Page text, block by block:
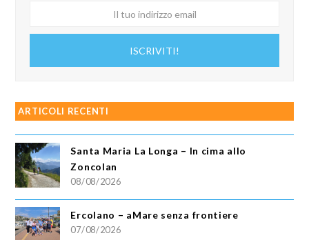
ISCRIVITI!
ARTICOLI RECENTI
Santa Maria La Longa – In cima allo
Zoncolan
08/08/2026
Ercolano – aMare senza frontiere
07/08/2026